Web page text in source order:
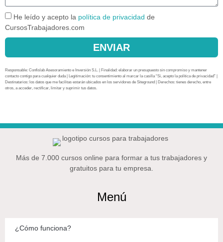
He leído y acepto la política de privacidad de
CursosTrabajadores.com
ENVIAR
Responsable: Confislab Asesoramiento e Inversión S.L. | Finalidad: elaborar un presupuesto sin compromiso y mantener
contacto contigo para cualquier duda | Legitimación: tu consentimiento al marcar la casilla “Sí, acepto la política de privacidad” |
Destinatarios: los datos que me facilitas estarán ubicados en los servidores de Siteground | Derechos: tienes derecho, entre
otros, a acceder, rectificar, limitar y suprimir tus datos.
Más de 7.000 cursos online para formar a tus trabajadores y
gratuitos para tu empresa.
Menú
¿Cómo funciona?